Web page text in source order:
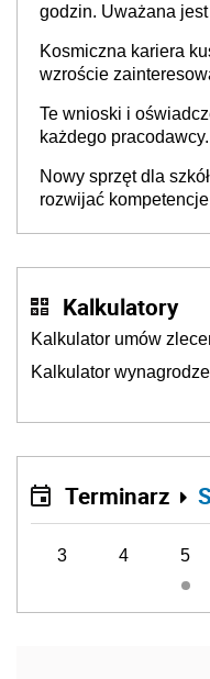
godzin. Uważana
Kosmiczna kariera
wzroście
Te wnioski i
każdego
Nowy sprzęt dla
rozwijać kompetencje
Kalkulatory
Kalkulator umów
Kalkulator
Terminarz
3 4 5